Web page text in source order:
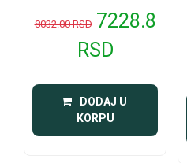
8032.00 RSD 7228.8
RSD
DODAJ U
KORPU